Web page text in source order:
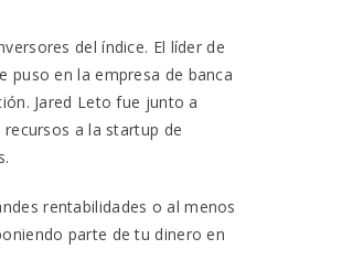
del índice. El líder de
puso en la empresa de banca
Jared Leto fue junto a
a la startup de
rentabilidades o al menos
parte de tu dinero en